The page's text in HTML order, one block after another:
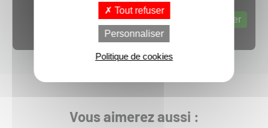
Web content est désactivé. Autoriser
Vous aimerez aussi :
Tout refuser
Personnaliser
Politique de cookies